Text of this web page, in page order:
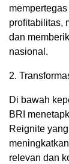
profitabilitas,
dan
nasional.
2.
Di bawah
BRI
Reignite
relevan dan